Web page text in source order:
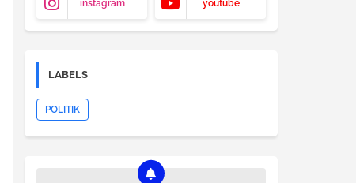
instagram youtube
LABELS
POLITIK